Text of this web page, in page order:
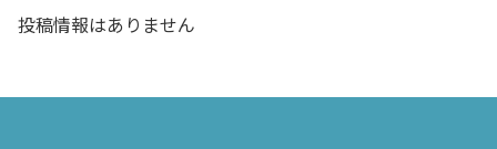
投稿情報はありません